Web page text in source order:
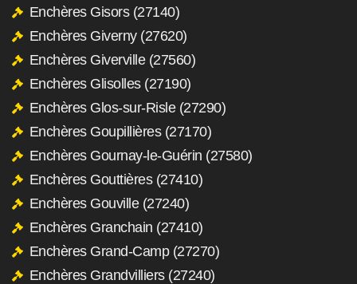
Enchères Gisors (27140)
Enchères Giverny (27620)
Enchères Giverville (27560)
Enchères Glisolles (27190)
Enchères Glos-sur-Risle (27290)
Enchères Goupillières (27170)
Enchères Gournay-le-Guérin (27580)
Enchères Gouttières (27410)
Enchères Gouville (27240)
Enchères Granchain (27410)
Enchères Grand-Camp (27270)
Enchères Grandvilliers (27240)